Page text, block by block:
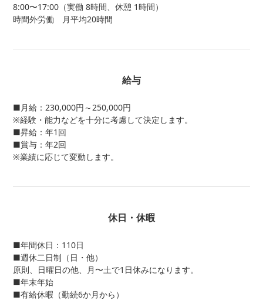
8:00〜17:00（実働 8時間、休憩 1時間）
時間外労働 月平均20時間
給与
■月給：230,000円～250,000円
※経験・能力などを十分に考慮して決定します。
■昇給：年1回
■賞与：年2回
※業績に応じて変動します。
休日・休暇
■年間休日：110日
■週休二日制（日・他）
原則、日曜日の他、月〜土で1日休みになります。
■年末年始
■有給休暇（勤続6か月から）